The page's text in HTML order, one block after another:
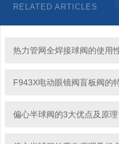
RELATED ARTICLES
热力管网全焊接球阀的使用
F943X电动眼镜阀盲板阀的
偏心半球阀的3大优点及原理